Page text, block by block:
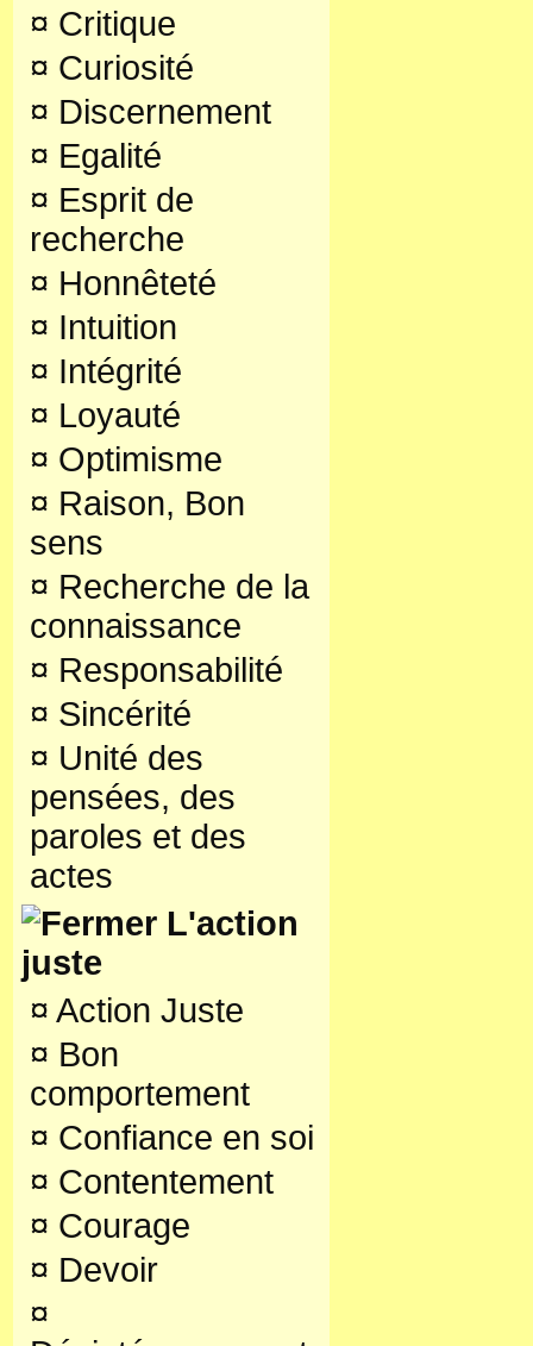
¤ Critique
¤ Curiosité
¤ Discernement
¤ Egalité
¤ Esprit de
recherche
¤ Honnêteté
¤ Intuition
¤ Intégrité
¤ Loyauté
¤ Optimisme
¤ Raison, Bon
sens
¤ Recherche de la
connaissance
¤ Responsabilité
¤ Sincérité
¤ Unité des
pensées, des
paroles et des
actes
L'action
juste
¤ Action Juste
¤ Bon
comportement
¤ Confiance en soi
¤ Contentement
¤ Courage
¤ Devoir
¤